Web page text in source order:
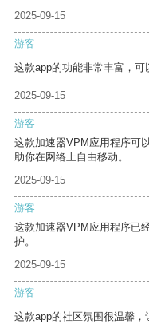
2025-09-15
游客
这款app的功能非常丰富，可
2025-09-15
游客
这款加速器VPM应用程序可
助你在网络上自由移动。
2025-09-15
游客
这款加速器VPM应用程序已
护。
2025-09-15
游客
这款app的社区氛围很温馨，